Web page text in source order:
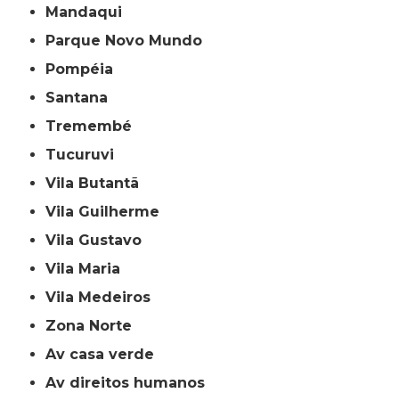
Mandaqui
Parque Novo Mundo
Pompéia
Santana
Tremembé
Tucuruvi
Vila Butantã
Vila Guilherme
Vila Gustavo
Vila Maria
Vila Medeiros
Zona Norte
av casa verde
av direitos humanos